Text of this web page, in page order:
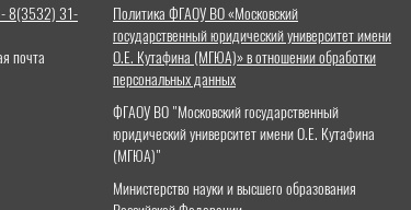
- 8(3532) 31-
почта
Политика ФГАОУ ВО «Московский
государственный юридический университет имени
О.Е. Кутафина (МГЮА)» в отношении обработки
персональных данных
ФГАОУ ВО "Московский государственный
юридический университет имени О.Е. Кутафина
(МГЮА)"
Министерство науки и высшего образования